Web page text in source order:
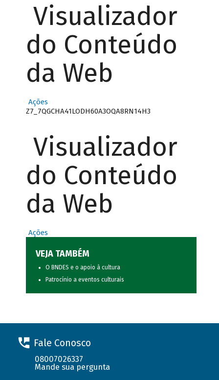
Visualizador
do Conteúdo
da Web
Ações
Z7_7QGCHA41LODH60A3OQA8RN14H3
Visualizador
do Conteúdo
da Web
Ações
VEJA TAMBÉM
O BNDES e o apoio à cultura
Patrocínio a eventos culturais
Fale Conosco
08007026337
Mande sua pergunta